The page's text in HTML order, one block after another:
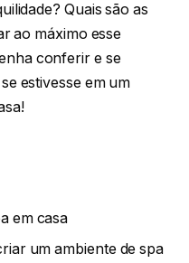
Quais são as
ao máximo esse
conferir e se
estivesse em um
em casa
um ambiente de spa